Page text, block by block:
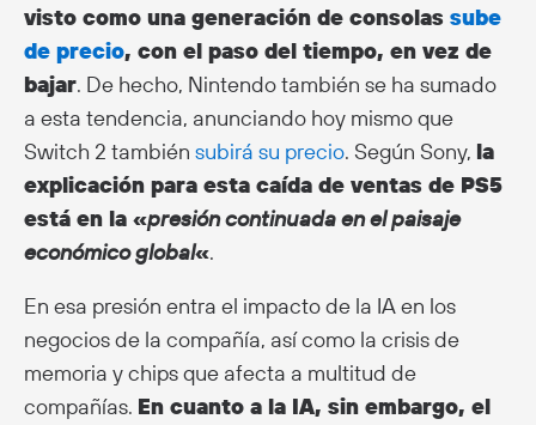
visto como una generación de consolas sube
de precio, con el paso del tiempo, en vez de
bajar. De hecho, Nintendo también se ha sumado
a esta tendencia, anunciando hoy mismo que
Switch 2 también subirá su precio. Según Sony, la
explicación para esta caída de ventas de PS5
está en la «presión continuada en el paisaje
económico global«.
En esa presión entra el impacto de la IA en los
negocios de la compañía, así como la crisis de
memoria y chips que afecta a multitud de
compañías. En cuanto a la IA, sin embargo, el